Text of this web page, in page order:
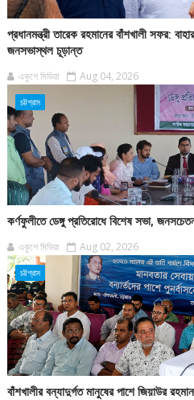
প্রধানমন্ত্রী তারেক রহমানের বাঁশখালী সফর:
জনসভাস্থল চূড়ান্ত
একুশে মিডিয়া Aug 04, 2026
চট্টগ্রাম
কর্ণফুলীতে ডেঙ্গু প্রতিরোধে বিশেষ সভা,
একুশে মিডিয়া Aug 02, 2026
চট্টগ্রাম
বাঁশখালীর বন্যাদুর্গত মানুষের পাশে জিয়াউর